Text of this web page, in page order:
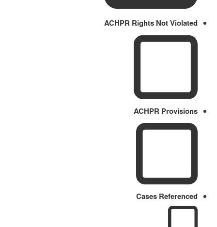
ACHPR Rights Not Violated
ACHPR Provisions
Cases Referenced